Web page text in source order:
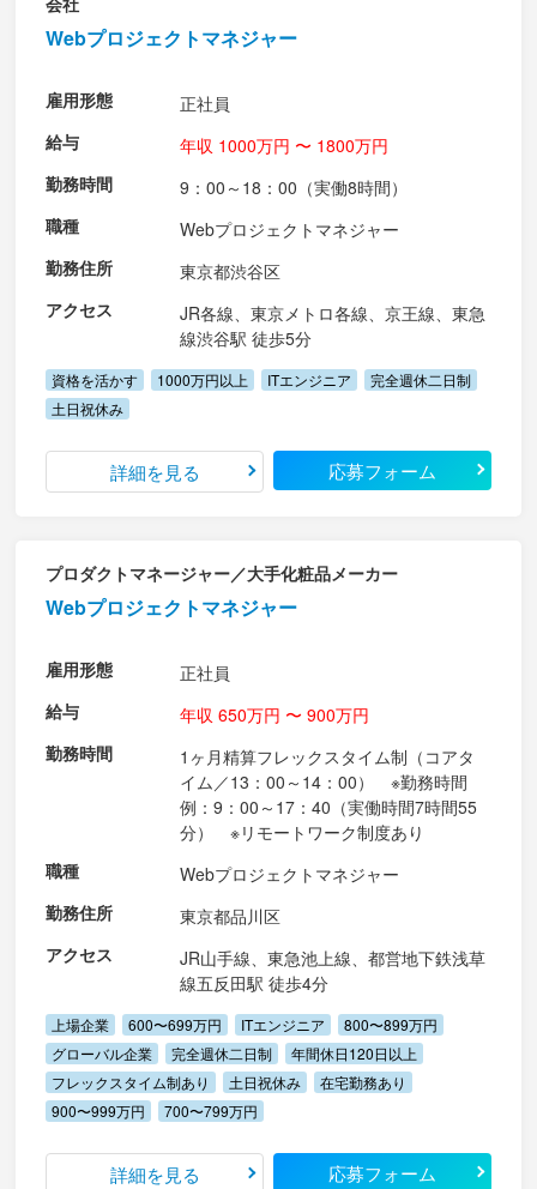
Webプロジェクトマネジャー
雇用形態
正社員
給与
年収 1000万円 〜 1800万円
勤務時間
9：00～18：00（実働8時間）
職種
Webプロジェクトマネジャー
勤務住所
東京都渋谷区
アクセス
JR各線、東京メトロ各線、京王線、東急
線渋谷駅 徒歩5分
資格を活かす 1000万円以上 ITエンジニア
完全週休二日制
土日祝休み
詳細を見る 応募フォーム
プロダクトマネージャー／大手化粧品メーカー
Webプロジェクトマネジャー
雇用形態
正社員
給与
年収 650万円 〜 900万円
勤務時間
1ヶ月精算フレックスタイム制（コアタ
イム／13：00～14：00） ※勤務時間
例：9：00～17：40（実働時間7時間55
分） ※リモートワーク制度あり
職種
Webプロジェクトマネジャー
勤務住所
東京都品川区
アクセス
JR山手線、東急池上線、都営地下鉄浅草
線五反田駅 徒歩4分
上場企業 600〜699万円 ITエンジニア
800〜899万円
グローバル企業
完全週休二日制
年間休日120日以上
フレックスタイム制あり
土日祝休み
在宅勤務あり
900〜999万円
700〜799万円
詳細を見る 応募フォーム